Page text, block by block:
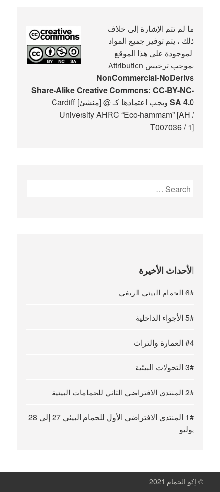
ما لم تتم الإشارة إلى خلاف
ذلك ، يتم توفير جميع المواد
الموجودة على هذا الموقع
بموجب ترخيص Attribution
NonCommercial-NoDerivs
Share-Alike Creative Commons: CC-BY-NC-
SA 4.0
ويجب اعتمادها كـ @ [منشئ] Cardiff
University AHRC “Eco-hammam” [AH /
T007036 / 1]
Search
الأحداث الأخيرة
6# الحمام البيئي الريفي
5# الأجواء الداخلية
#4 العمارة والتراث
3# التحولات البيئية
2# المنتدى الافتراضي الثاني للحمامات البيئية
1# المنتدى الافتراضي الأول للحمام البيئي 27 إلى 28
يوليو
© إكو الحمام 2021